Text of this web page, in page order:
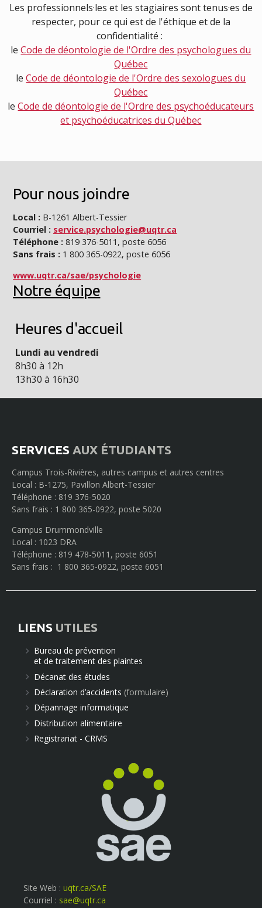
Les professionnels·les et les stagiaires sont tenus·es de
respecter, pour ce qui est de l'éthique et de la
confidentialité :
leCode de déontologie de l'Ordre des psychologues du
Québec
leCode de déontologie de l'Ordre des sexologues du
Québec
leCode de déontologie de l'Ordre des psychoéducateurs
et psychoéducatrices du Québec
Pour nous joindre
Local : B-1261 Albert-Tessier
Courriel : service.psychologie@uqtr.ca
Téléphone : 819 376-5011, poste 6056
Sans frais : 1 800 365-0922, poste 6056
www.uqtr.ca/sae/psychologie
Notre équipe
Heures d'accueil
Lundi au vendredi
8h30 à 12h
13h30 à 16h30
SERVICES AUX ÉTUDIANTS
Campus Trois-Rivières, autres campus et autres centres
Local : B-1275, Pavillon Albert-Tessier
Téléphone : 819 376-5020
Sans frais : 1 800 365-0922, poste 5020
Campus Drummondville
Local : 1023 DRA
Téléphone : 819 478-5011, poste 6051
Sans frais : 1 800 365-0922, poste 6051
LIENS UTILES
Bureau de prévention
et de traitement des plaintes
Décanat des études
Déclaration d’accidents (formulaire)
Dépannage informatique
Distribution alimentaire
Registrariat - CRMS
Site Web : uqtr.ca/SAE
Courriel : sae@uqtr.ca